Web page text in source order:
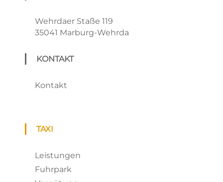
Wehrdaer Staße 119
35041 Marburg-Wehrda
KONTAKT
Kontakt
TAXI
Leistungen
Fuhrpark